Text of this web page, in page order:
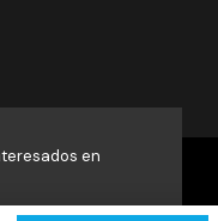
en
Rights Reserved.